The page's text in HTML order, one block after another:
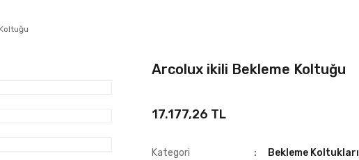
Arcolux ikili Bekleme Koltuğu
17.177,26 TL
Kategori
Bekleme Koltukları